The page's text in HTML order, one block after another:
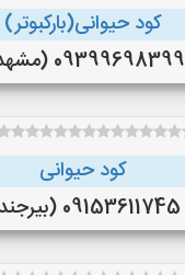
کود حیوانی(بارکبوتر)
09399698399 (مشهد )
کود حیوانی
09153611745 (بیرجند )